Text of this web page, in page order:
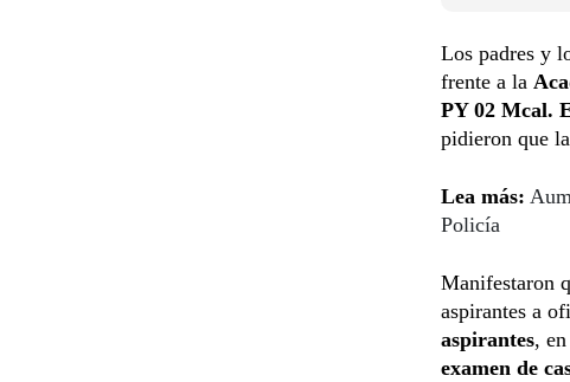
Los padres y
frente a la
PY 02 Mcal.
pidieron que la
Lea más:
Policía
Manifestaron
aspirantes a
aspirantes,
examen de